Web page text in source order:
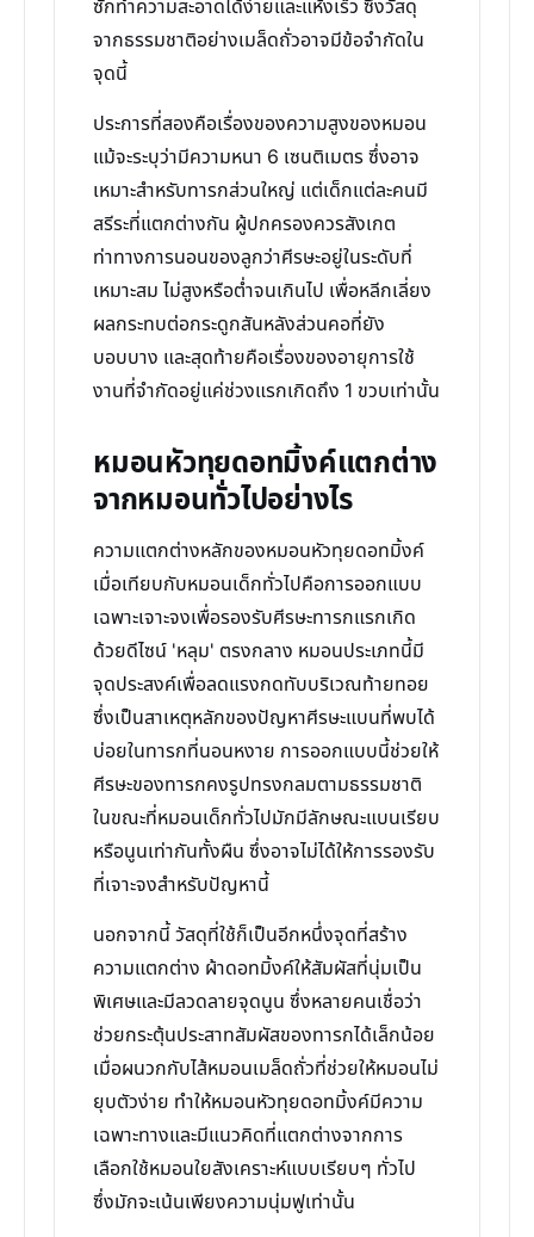
ซักทำความสะอาดได้ง่ายและแห้งเร็ว ซึ่งวัสดุ
จากธรรมชาติอย่างเมล็ดถั่วอาจมีข้อจำกัดใน
จุดนี้
ประการที่สองคือเรื่องของความสูงของหมอน
แม้จะระบุว่ามีความหนา 6 เซนติเมตร ซึ่งอาจ
เหมาะสำหรับทารกส่วนใหญ่ แต่เด็กแต่ละคนมี
สรีระที่แตกต่างกัน ผู้ปกครองควรสังเกต
ท่าทางการนอนของลูกว่าศีรษะอยู่ในระดับที่
เหมาะสม ไม่สูงหรือต่ำจนเกินไป เพื่อหลีกเลี่ยง
ผลกระทบต่อกระดูกสันหลังส่วนคอที่ยัง
บอบบาง และสุดท้ายคือเรื่องของอายุการใช้
งานที่จำกัดอยู่แค่ช่วงแรกเกิดถึง 1 ขวบเท่านั้น
หมอนหัวทุยดอทมิ้งค์แตกต่าง
จากหมอนทั่วไปอย่างไร
ความแตกต่างหลักของหมอนหัวทุยดอทมิ้งค์
เมื่อเทียบกับหมอนเด็กทั่วไปคือการออกแบบ
เฉพาะเจาะจงเพื่อรองรับศีรษะทารกแรกเกิด
ด้วยดีไซน์ 'หลุม' ตรงกลาง หมอนประเภทนี้มี
จุดประสงค์เพื่อลดแรงกดทับบริเวณท้ายทอย
ซึ่งเป็นสาเหตุหลักของปัญหาศีรษะแบนที่พบได้
บ่อยในทารกที่นอนหงาย การออกแบบนี้ช่วยให้
ศีรษะของทารกคงรูปทรงกลมตามธรรมชาติ
ในขณะที่หมอนเด็กทั่วไปมักมีลักษณะแบนเรียบ
หรือนูนเท่ากันทั้งผืน ซึ่งอาจไม่ได้ให้การรองรับ
ที่เจาะจงสำหรับปัญหานี้
นอกจากนี้ วัสดุที่ใช้ก็เป็นอีกหนึ่งจุดที่สร้าง
ความแตกต่าง ผ้าดอทมิ้งค์ให้สัมผัสที่นุ่มเป็น
พิเศษและมีลวดลายจุดนูน ซึ่งหลายคนเชื่อว่า
ช่วยกระตุ้นประสาทสัมผัสของทารกได้เล็กน้อย
เมื่อผนวกกับไส้หมอนเมล็ดถั่วที่ช่วยให้หมอนไม่
ยุบตัวง่าย ทำให้หมอนหัวทุยดอทมิ้งค์มีความ
เฉพาะทางและมีแนวคิดที่แตกต่างจากการ
เลือกใช้หมอนใยสังเคราะห์แบบเรียบๆ ทั่วไป
ซึ่งมักจะเน้นเพียงความนุ่มฟูเท่านั้น